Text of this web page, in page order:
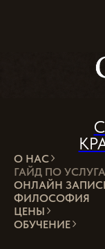
О НАС
ГАЙД ПО
ОНЛАЙН
ФИЛОСОФИЯ
ЦЕНЫ
ОБУЧЕНИЕ